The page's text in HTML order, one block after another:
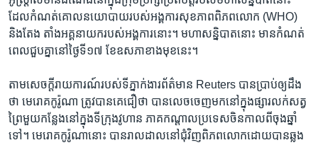
ដែល​កំណត់​គោល​នយោបាយ​របស់​អង្គការ​សុខភាព​ពិភពលោក​ (WHO)
និង​តែង តាំង​អគ្គនាយក​របស់​អង្គការ​នោះ។ មហា​សន្និបាត​នោះ មានកំ​ណត់​
ពេលជួប​គ្នានៅ​ថ្ងៃទី​១៧ ខែ​ឧសភា​ខាងមុខ​នេះ។
តាម​សេចក្តីរាយ​ការណ៍​របស់​ទីភ្នាក់ងារ​ព័ត៌មាន​ Reuters បាន​ប្រាប់​ឲ្យដឹង​
ថា មេរោគ​កូរ៉ូណា​ ត្រូវបាន​គេជឿ​ថា បាន​លេច​ចេញ​មកនៅ​ក្នុងផ្សារ​លក់សត្វ
ព្រៃ​មួយកន្លែង​នៅក្នុង​ទីក្រុង​វូហាន ភាគ​កណ្តាល​ប្រទេស​ចិន​កាល​ពីចុង​ឆ្នាំ​
ទៅ។ មេរោគ​កូរ៉ូណា​នោះ បានរាល​ដាល​នៅជុំវិញ​ពិភពលោក​ដោយបាន​ឆ្លង